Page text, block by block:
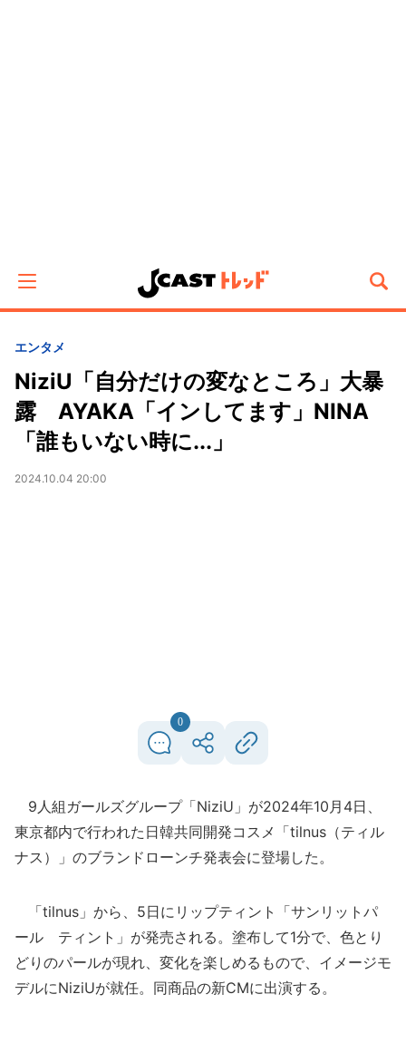
エンタメ
NiziU「自分だけの変なところ」大暴
露 AYAKA「インしてます」NINA
「誰もいない時に...」
2024.10.04 20:00
0
9人組ガールズグループ「NiziU」が2024年10月4日、
東京都内で行われた日韓共同開発コスメ「tilnus（ティル
ナス）」のブランドローンチ発表会に登場した。
「tilnus」から、5日にリップティント「サンリットパ
ール ティント」が発売される。塗布して1分で、色とり
どりのパールが現れ、変化を楽しめるもので、イメージモ
デルにNiziUが就任。同商品の新CMに出演する。